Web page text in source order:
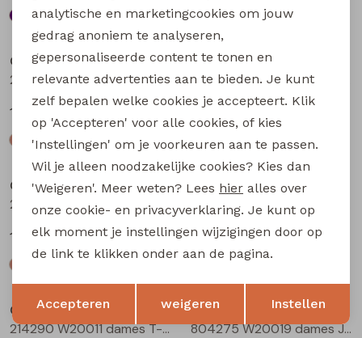
City Life
214289 W20030 dames T-shirt km Bruin donker
14,99
City Life
14,99
City Life
214289 W20030 dames T-shirt km Petrol
14,99
19,99
City Life
13,49 17,99
City Life
214290 W20011 dames T-shirt km Marine
City Life
804275 W20019 dames Jurk Aubergine
Terug Opslaan
analytische en marketingcookies om jouw
gedrag anoniem te analyseren,
gepersonaliseerde content te tonen en
relevante advertenties aan te bieden. Je kunt
zelf bepalen welke cookies je accepteert. Klik
op 'Accepteren' voor alle cookies, of kies
'Instellingen' om je voorkeuren aan te passen.
Wil je alleen noodzakelijke cookies? Kies dan
'Weigeren'. Meer weten? Lees hier alles over
onze cookie- en privacyverklaring. Je kunt op
elk moment je instellingen wijzigingen door op
de link te klikken onder aan de pagina.
Accepteren weigeren Instellen